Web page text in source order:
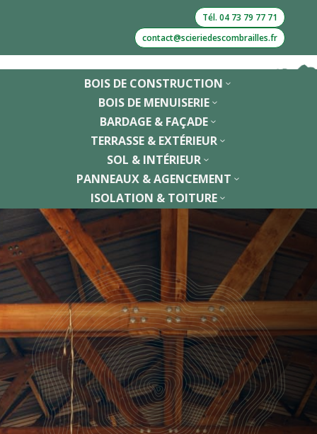
Tél. 04 73 79 77 71
contact@scieriedescombrailles.fr
3
BOIS DE CONSTRUCTION
3
BOIS DE MENUISERIE
3
BARDAGE & FAÇADE
3
TERRASSE & EXTÉRIEUR
3
SOL & INTÉRIEUR
3
PANNEAUX & AGENCEMENT
3
ISOLATION & TOITURE